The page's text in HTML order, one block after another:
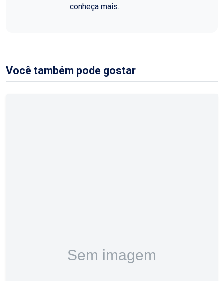
conheça mais.
Você também pode gostar